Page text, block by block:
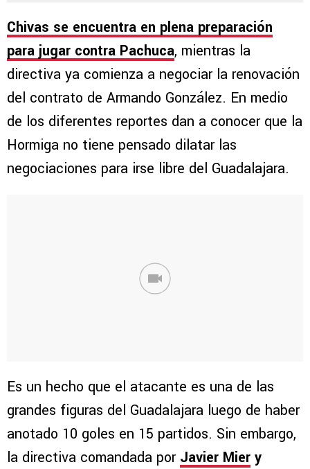
Chivas se encuentra en plena preparación
para jugar contra Pachuca, mientras la
directiva ya comienza a negociar la renovación
del contrato de Armando González. En medio
de los diferentes reportes dan a conocer que la
Hormiga no tiene pensado dilatar las
negociaciones para irse libre del Guadalajara.
Es un hecho que el atacante es una de las
grandes figuras del Guadalajara luego de haber
anotado 10 goles en 15 partidos. Sin embargo,
la directiva comandada por Javier Mier y